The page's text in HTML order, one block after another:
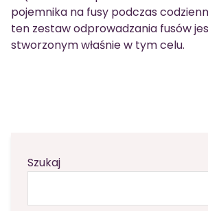
pojemnika na fusy podczas
ten zestaw odprowadzania fusów
stworzonym właśnie w tym celu.
Szukaj